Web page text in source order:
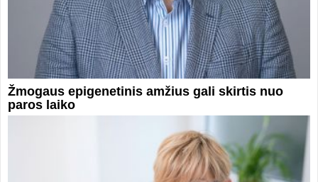
Žmogaus epigenetinis amžius gali skirtis nuo
paros laiko